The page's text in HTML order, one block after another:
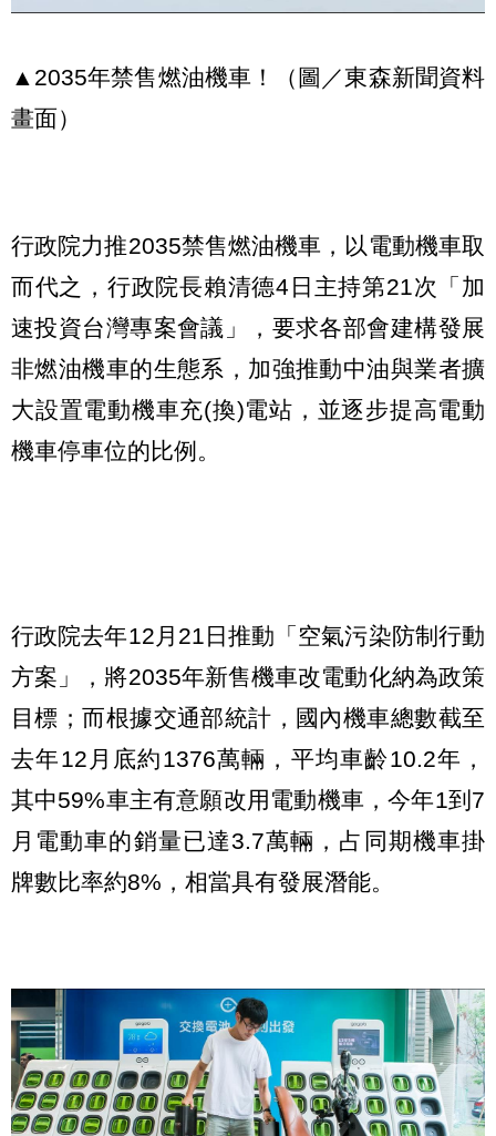
▲2035年禁售燃油機車！（圖／東森新聞資料
畫面）
行政院力推2035禁售燃油機車，以電動機車取
而代之， 行政院長賴清德4日主持第21次「加
速投資台灣專案會議」，要求各部會建構發展
非燃油機車的生態系，加強推動中油與業者擴
大設置電動機車充(換)電站，並逐步提高電動
機車停車位的比例。
行政院去年12月21日推動「空氣污染防制行動
方案」，將2035年新售機車改電動化納為政策
目標；而根據交通部統計，國內機車總數截至
去年12月底約1376萬輛，平均車齡10.2年，
其中59%車主有意願改用電動機車 ，今年1到7
月電動車的銷量已達3.7萬輛，占同期機車掛
牌數比率約8%，相當具有發展潛能。